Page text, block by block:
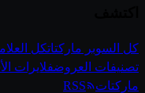
كل السوبر ماركتاتكل
تصنيفات العروضفلايرات
ماركتات
RSS